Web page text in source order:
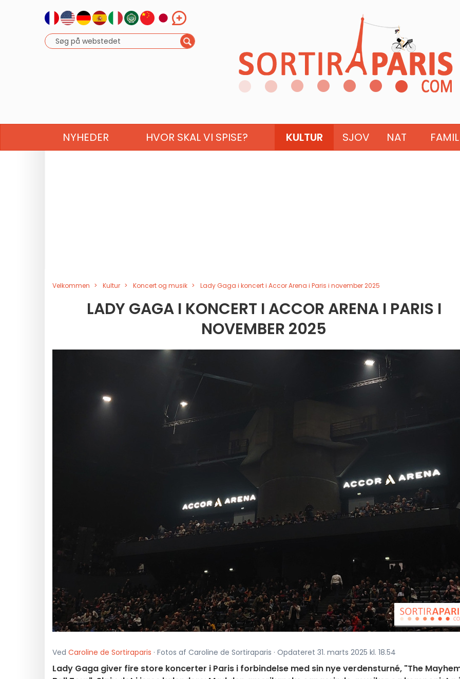
NYHEDER HVOR SKAL VI SPISE? KULTUR SJOV NAT
Velkommen Kultur Koncert og musik Lady Gaga i koncert i Accor Arena i Paris i november 2025
LADY GAGA I KONCERT I ACCOR ARENA I PARIS I
NOVEMBER 2025
Ved Caroline de Sortiraparis · Fotos af Caroline de Sortiraparis · Opdateret 31. marts 2025 kl. 18.54
Lady Gaga giver fire store koncerter i Paris i forbindelse med sin nye verdensturné, "The